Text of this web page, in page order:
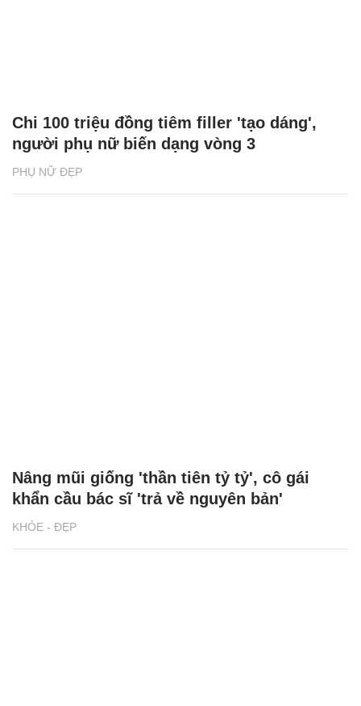
PHỤ NỮ ĐẸP
Chi 100 triệu đồng tiêm filler 'tạo dáng',
người phụ nữ biến dạng vòng 3
KHỎE - ĐẸP
Nâng mũi giống 'thần tiên tỷ tỷ', cô gái
khẩn cầu bác sĩ 'trả về nguyên bản'